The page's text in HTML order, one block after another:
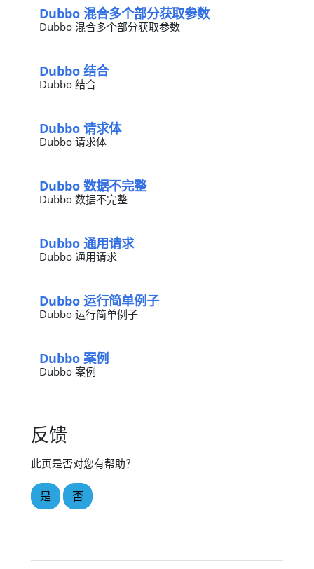
Dubbo 混合多个部分获取参数
Dubbo 混合多个部分获取参数
Dubbo 结合
Dubbo 结合
Dubbo 请求体
Dubbo 请求体
Dubbo 数据不完整
Dubbo 数据不完整
Dubbo 通用请求
Dubbo 通用请求
Dubbo 运行简单例子
Dubbo 运行简单例子
Dubbo 案例
Dubbo 案例
反馈
此页是否对您有帮助？
是 否